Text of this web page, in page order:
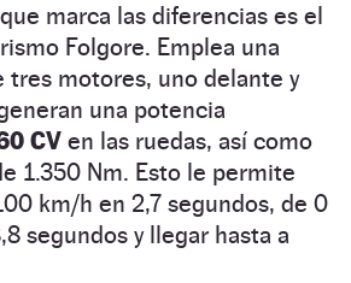
marca las diferencias es el
Folgore. Emplea una
tres motores, uno delante y
una potencia
CV en las ruedas, así como
1.350 Nm. Esto le permite
km/h en 2,7 segundos, de 0
segundos y llegar hasta a